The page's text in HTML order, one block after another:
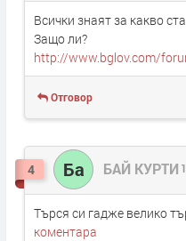
Всички знаят за какво
Защо ли?
http://www.bglov.com/
Отговор
4 Ба БАЙ КУРТИ
Търся си гадже велико
коментара